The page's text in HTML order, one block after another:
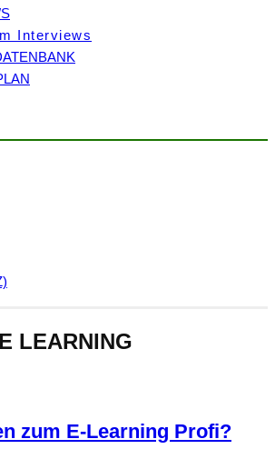
Interviews
LEARNING
zum E-Learning Profi?